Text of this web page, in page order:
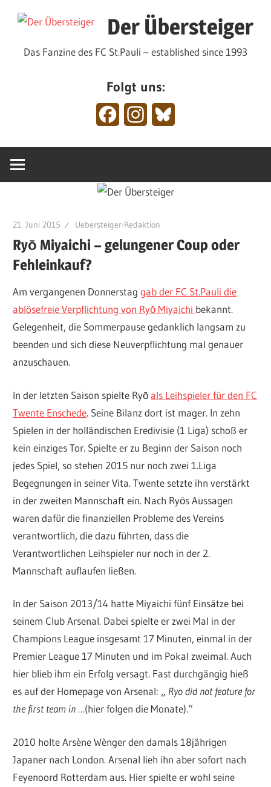
Inhalt
Der Übersteiger
Das Fanzine des FC St.Pauli – established since 1993
Folgt uns:
FacebookInstagram
21. Juni 2015 Uebersteiger-Redaktion
Ryō Miyaichi – gelungener Coup oder
Fehleinkauf?
Am vergangenen Donnerstaggab der FC St.Pauli die
ablösefreie Verpflichtung von Ryō Miyaichi bekannt.
Gelegenheit, die Sommerpause gedanklich langsam zu
beenden und sich diese Neuverpflichtung mal genauer
anzuschauen.
In der letzten Saison spielte Ryōals Leihspieler für den FC
Twente Enschede. Seine Bilanz dort ist mager. In zehn
Spielen in der holländischen Eredivisie (1 Liga) schoß er
kein einziges Tor. Spielte er zu Beginn der Saison noch
jedes Spiel, so stehen 2015 nur noch zwei 1.Liga
Begegnungen in seiner Vita. Twente setzte ihn verstärkt
in der zweiten Mannschaft ein. Nach Ryōs Aussagen
waren dafür die finanziellen Probleme des Vereins
verantwortlich, die dazu führten, dass die
Verantwortlichen Leihspieler nur noch in der 2.
Mannschaft auflaufen ließen.
In der Saison 2013/14 hatte Miyaichi fünf Einsätze bei
seinem Club Arsenal. Dabei spielte er zwei Mal in der
Champions League insgesamt 17 Minuten, einmal in der
Premier League 17 Minuten und im Pokal zweimal. Auch
hier blieb ihm ein Erfolg versagt. Fast durchgängig hieß
es auf der Homepage von Arsenal: „ Ryo did not feature for
the first team in …(hier folgen die Monate).“
2010 holte Arsène Wènger den damals 18jährigen
Japaner nach London. Arsenal lieh ihn aber sofort nach
Feyenoord Rotterdam aus. Hier spielte er wohl seine